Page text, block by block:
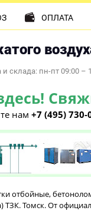
склада: пн-пт 09:00 –
нам +7 (495) 730-
ОПЛАТА
отбойные,
Томск. От